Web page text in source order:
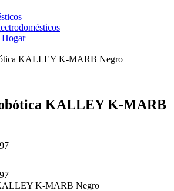
Hogar
KALLEY K-MARB Negro
KALLEY K-MARB
dos veces para ampliar
K-MARB Negro